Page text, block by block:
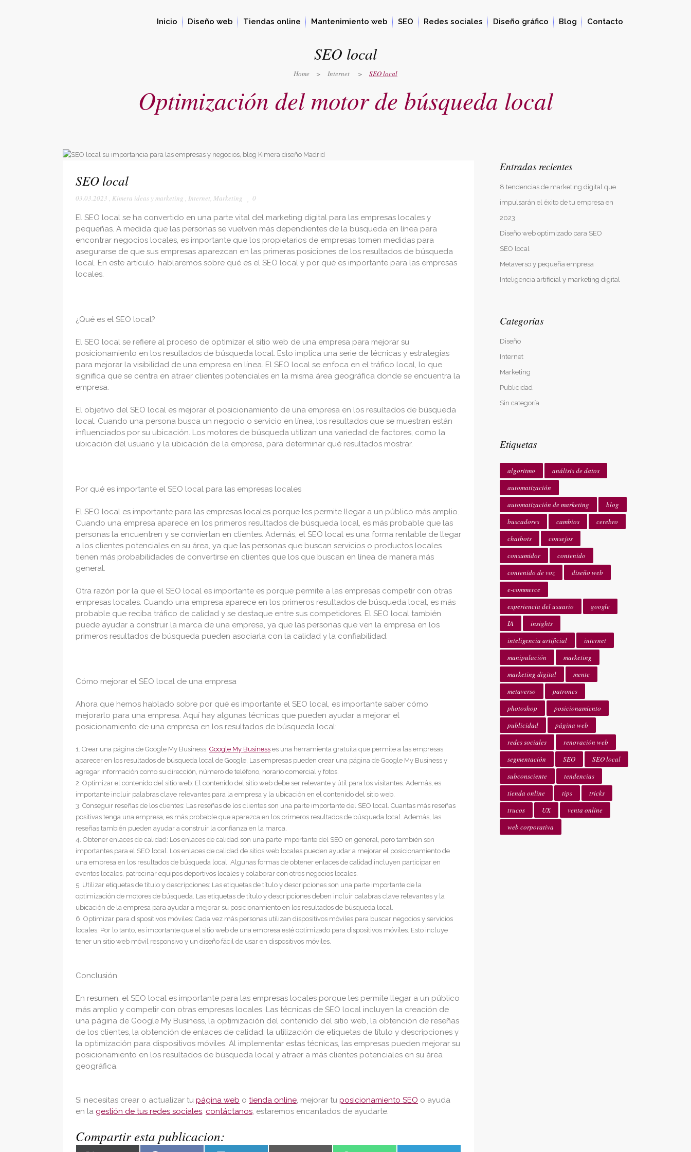
Inicio Diseño web Tiendas online Mantenimiento web SEO Redes sociales Diseño gráfico Blog Contacto
Optimización del motor de búsqueda local
SEO local
Home > Internet > SEO local
SEO local
03.03.2023 , Kimera ideas y marketing , Internet, Marketing 0
El SEO local se ha convertido en una parte vital del marketing digital para las empresas locales y
pequeñas. A medida que las personas se vuelven más dependientes de la búsqueda en línea para
encontrar negocios locales, es importante que los propietarios de empresas tomen medidas para
asegurarse de que sus empresas aparezcan en las primeras posiciones de los resultados de búsqueda
local. En este artículo, hablaremos sobre qué es el SEO local y por qué es importante para las empresas
locales.
¿Qué es el SEO local?
El SEO local se refiere al proceso de optimizar el sitio web de una empresa para mejorar su
posicionamiento en los resultados de búsqueda local. Esto implica una serie de técnicas y estrategias
para mejorar la visibilidad de una empresa en línea. El SEO local se enfoca en el tráfico local, lo que
significa que se centra en atraer clientes potenciales en la misma área geográfica donde se encuentra la
empresa.
El objetivo del SEO local es mejorar el posicionamiento de una empresa en los resultados de búsqueda
local. Cuando una persona busca un negocio o servicio en línea, los resultados que se muestran están
influenciados por su ubicación. Los motores de búsqueda utilizan una variedad de factores, como la
ubicación del usuario y la ubicación de la empresa, para determinar qué resultados mostrar.
Por qué es importante el SEO local para las empresas locales
El SEO local es importante para las empresas locales porque les permite llegar a un público más amplio.
Cuando una empresa aparece en los primeros resultados de búsqueda local, es más probable que las
personas la encuentren y se conviertan en clientes. Además, el SEO local es una forma rentable de llegar
a los clientes potenciales en su área, ya que las personas que buscan servicios o productos locales
tienen más probabilidades de convertirse en clientes que los que buscan en línea de manera más
general.
Otra razón por la que el SEO local es importante es porque permite a las empresas competir con otras
empresas locales. Cuando una empresa aparece en los primeros resultados de búsqueda local, es más
probable que reciba tráfico de calidad y se destaque entre sus competidores. El SEO local también
puede ayudar a construir la marca de una empresa, ya que las personas que ven la empresa en los
primeros resultados de búsqueda pueden asociarla con la calidad y la confiabilidad.
Cómo mejorar el SEO local de una empresa
Ahora que hemos hablado sobre por qué es importante el SEO local, es importante saber cómo
mejorarlo para una empresa. Aquí hay algunas técnicas que pueden ayudar a mejorar el
posicionamiento de una empresa en los resultados de búsqueda local:
Crear una página de Google My Business: Google My Business es una herramienta gratuita que permite a las empresas
aparecer en los resultados de búsqueda local de Google. Las empresas pueden crear una página de Google My Business y
agregar información como su dirección, número de teléfono, horario comercial y fotos.
Optimizar el contenido del sitio web: El contenido del sitio web debe ser relevante y útil para los visitantes. Además, es
importante incluir palabras clave relevantes para la empresa y la ubicación en el contenido del sitio web.
Conseguir reseñas de los clientes: Las reseñas de los clientes son una parte importante del SEO local. Cuantas más reseñas
positivas tenga una empresa, es más probable que aparezca en los primeros resultados de búsqueda local. Además, las
reseñas también pueden ayudar a construir la confianza en la marca.
Obtener enlaces de calidad: Los enlaces de calidad son una parte importante del SEO en general, pero también son
importantes para el SEO local. Los enlaces de calidad de sitios web locales pueden ayudar a mejorar el posicionamiento de
una empresa en los resultados de búsqueda local. Algunas formas de obtener enlaces de calidad incluyen participar en
eventos locales, patrocinar equipos deportivos locales y colaborar con otros negocios locales.
Utilizar etiquetas de título y descripciones: Las etiquetas de título y descripciones son una parte importante de la
optimización de motores de búsqueda. Las etiquetas de título y descripciones deben incluir palabras clave relevantes y la
ubicación de la empresa para ayudar a mejorar su posicionamiento en los resultados de búsqueda local.
Optimizar para dispositivos móviles: Cada vez más personas utilizan dispositivos móviles para buscar negocios y servicios
locales. Por lo tanto, es importante que el sitio web de una empresa esté optimizado para dispositivos móviles. Esto incluye
tener un sitio web móvil responsivo y un diseño fácil de usar en dispositivos móviles.
Conclusión
En resumen, el SEO local es importante para las empresas locales porque les permite llegar a un público
más amplio y competir con otras empresas locales. Las técnicas de SEO local incluyen la creación de
una página de Google My Business, la optimización del contenido del sitio web, la obtención de reseñas
de los clientes, la obtención de enlaces de calidad, la utilización de etiquetas de título y descripciones y
la optimización para dispositivos móviles. Al implementar estas técnicas, las empresas pueden mejorar su
posicionamiento en los resultados de búsqueda local y atraer a más clientes potenciales en su área
geográfica.
Si necesitas crear o actualizar tu página web o tienda online, mejorar tu posicionamiento SEO o ayuda
en la gestión de tus redes sociales, contáctanos, estaremos encantados de ayudarte.
Compartir esta publicacion:
Entradas recientes
8 tendencias de marketing digital que
impulsarán el éxito de tu empresa en
2023
Diseño web optimizado para SEO
SEO local
Metaverso y pequeña empresa
Inteligencia artificial y marketing digital
Categorías
Diseño
Internet
Marketing
Publicidad
Sin categoría
Etiquetas
algoritmo
análisis de datos
automatización
automatización de marketing
blog
buscadores
cambios
cerebro
chatbots
consejos
consumidor
contenido
contenido de voz
diseño web
e-commerce
experiencia del usuario
google
IA
insights
inteligencia artificial
internet
manipulación
marketing
marketing digital
mente
metaverso
patrones
photoshop
posicionamiento
publicidad
página web
redes sociales
renovación web
segmentación
SEO
SEO local
subconsciente
tendencias
tienda online
tips
tricks
trucos
UX
venta online
web corporativa